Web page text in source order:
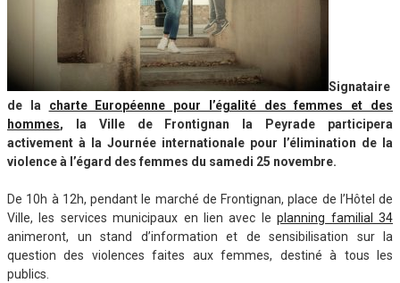
Signataire
de la charte Européenne pour l’égalité des femmes et des
hommes, la Ville de Frontignan la Peyrade participera
activement à la Journée internationale pour l’élimination de la
violence à l’égard des femmes du samedi 25 novembre.
De 10h à 12h, pendant le marché de Frontignan, place de l’Hôtel de
Ville, les services municipaux en lien avec leplanning familial 34
animeront, un stand d’information et de sensibilisation sur la
question des violences faites aux femmes, destiné à tous les
publics.